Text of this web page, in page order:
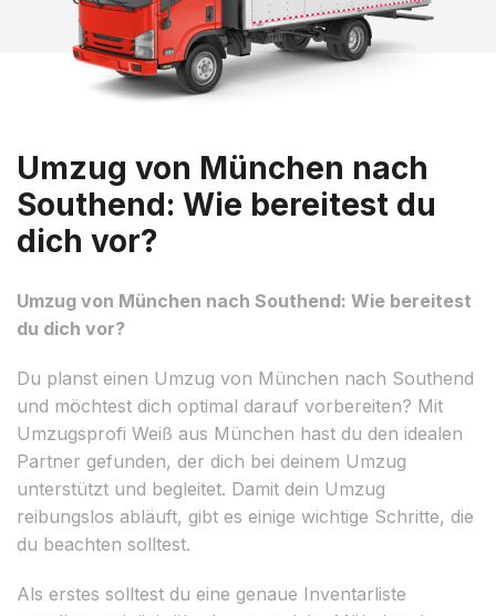
Umzug von München nach
Southend: Wie bereitest du
dich vor?
Umzug von München nach Southend: Wie bereitest
du dich vor?
Du planst einen Umzug von München nach Southend
und möchtest dich optimal darauf vorbereiten? Mit
Umzugsprofi Weiß aus München hast du den idealen
Partner gefunden, der dich bei deinem Umzug
unterstützt und begleitet. Damit dein Umzug
reibungslos abläuft, gibt es einige wichtige Schritte, die
du beachten solltest.
Als erstes solltest du eine genaue Inventarliste